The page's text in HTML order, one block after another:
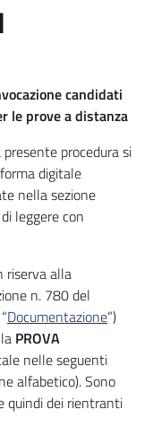
candidati
le prove a distanza
procedura si
digitale
nella sezione
leggere con
riserva alla
n. 780 del
Documentazione”)
PROVA
nelle seguenti
alfabetico). Sono
quindi dei rientranti